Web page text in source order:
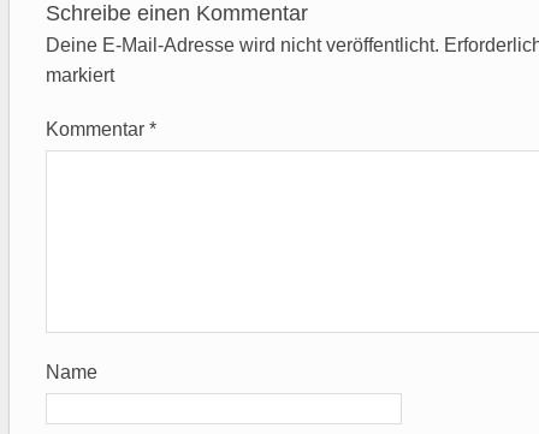
Schreibe einen Kommentar
Deine E-Mail-Adresse wird nicht veröffentlicht.
markiert
Kommentar *
Name